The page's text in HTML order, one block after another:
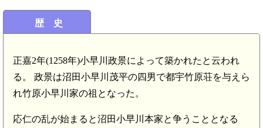
歴 史
正嘉2年(1258年)小早川政景によって築かれたと云われ
る。 政景は沼田小早川茂平の四男で都宇竹原荘を与えら
れ竹原小早川家の祖となった。
応仁の乱が始まると沼田小早川本家と争うこととなる